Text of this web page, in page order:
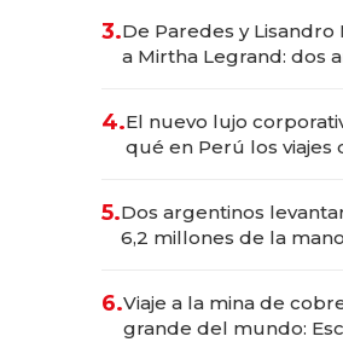
las marcas "fast
3.De Paredes y Lisandro
a Mirtha Legrand: dos
4.El nuevo lujo
qué en Perú los viajes
para convertirse en
transformadoras
5.Dos argentinos
6,2 millones de la
6.Viaje a la mina de
grande del mundo: